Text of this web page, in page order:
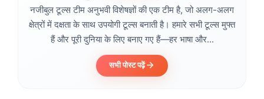
नजीबुल टूल्स टीम अनुभवी विशेषज्ञों की एक टीम है, जो अलग-अलग
क्षेत्रों में दक्षता के साथ उपयोगी टूल्स बनाती है। हमारे सभी टूल्स मुफ्त
हैं और पूरी दुनिया के लिए बनाए गए हैं—हर भाषा और...
सभी पोस्ट पढ़ें